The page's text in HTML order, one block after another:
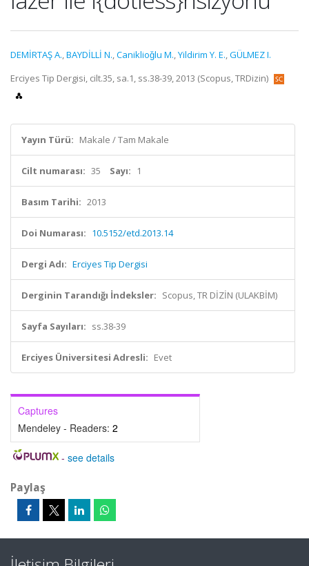
DEMİRTAŞ A.,BAYDİLLİ N.,Caniklioǧlu M.,Yildirim Y. E.,GÜLMEZ I.
Erciyes Tip Dergisi, cilt.35, sa.1, ss.38-39, 2013 (Scopus, TRDizin)
Yayın Türü: Makale / Tam Makale
Cilt numarası: 35 Sayı: 1
Basım Tarihi: 2013
Doi Numarası: 10.5152/etd.2013.14
Dergi Adı: Erciyes Tip Dergisi
Derginin Tarandığı İndeksler: Scopus, TR DİZİN (ULAKBİM)
Sayfa Sayıları: ss.38-39
Erciyes Üniversitesi Adresli: Evet
Captures
Mendeley - Readers: 2
- see details
Paylaş